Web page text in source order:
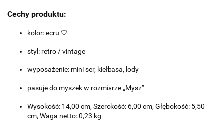
Cechy produktu:
kolor: ecru 🤍
styl: retro / vintage
wyposażenie: mini ser, kiełbasa, lody
pasuje do myszek w rozmiarze „Mysz”
Wysokość: 14,00 cm, Szerokość: 6,00 cm, Głębokość: 5,50
cm, Waga netto: 0,23 kg